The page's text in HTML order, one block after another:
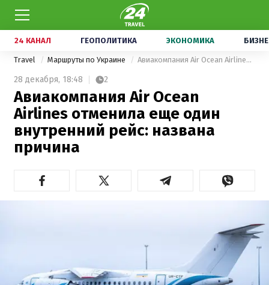
24 КАНАЛ ГЕОПОЛИТИКА ЭКОНОМИКА
Travel Маршруты по Украине Авиакомпания Air Ocean Airlines отменила еще один внутренний рейс: названа причина
28 декабря, 18:48 2
Авиакомпания Air Ocean
Airlines отменила еще один
внутренний рейс: названа
причина